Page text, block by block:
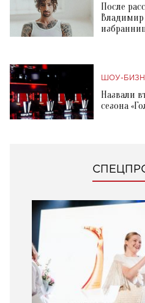
После
Владимир
ШОУ-
Назвали
сезона